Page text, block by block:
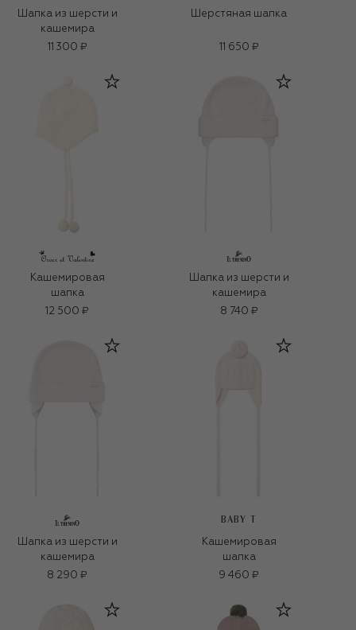
Шапка из шерсти и
кашемира
11 300 ₽
Шерстяная шапка
11 650 ₽
Кашемировая
шапка
12 500 ₽
Шапка из шерсти и
кашемира
8 740 ₽
Шапка из шерсти и
кашемира
8 290 ₽
BABY T
Кашемировая
шапка
9 460 ₽